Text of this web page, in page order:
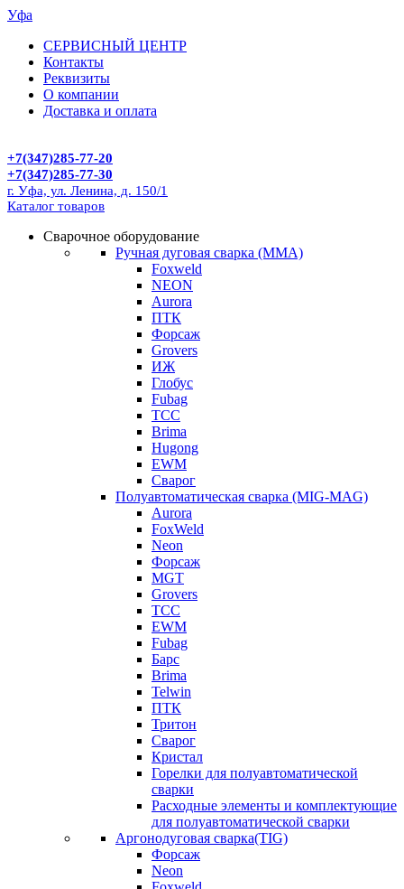
Уфа
СЕРВИСНЫЙ ЦЕНТР
Контакты
Реквизиты
О компании
Доставка и оплата
+7(347)285-77-20
+7(347)285-77-30
г. Уфа, ул. Ленина, д. 150/1
Каталог товаров
Сварочное оборудование
Ручная дуговая сварка (MMA)
Foxweld
NEON
Aurora
ПТК
Форсаж
Grovers
ИЖ
Глобус
Fubag
ТСС
Brima
Hugong
EWM
Сварог
Полуавтоматическая сварка (MIG-MAG)
Aurora
FoxWeld
Neon
Форсаж
MGT
Grovers
ТСС
EWM
Fubag
Барс
Brima
Telwin
ПТК
Тритон
Сварог
Кристал
Горелки для полуавтоматической
сварки
Расходные элементы и комплектующие
для полуавтоматической сварки
Аргонодуговая сварка(TIG)
Форсаж
Neon